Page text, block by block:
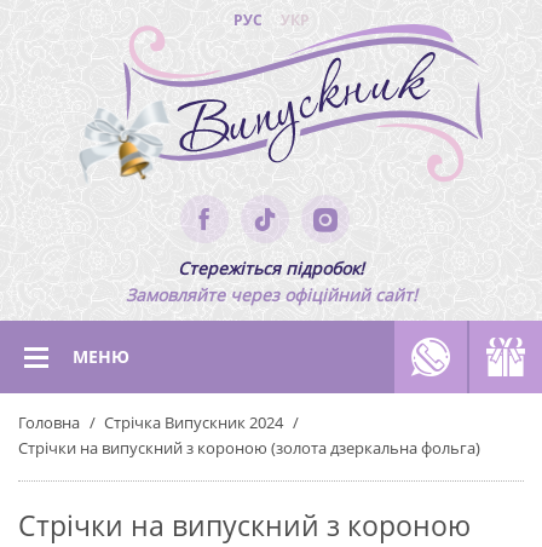
РУС УКР
Стережіться підробок!
Замовляйте через офіційний сайт!
МЕНЮ
Головна
Стрічка Випускник 2024
Стрічки на випускний з короною (золота дзеркальна фольга)
Стрічки на випускний з короною